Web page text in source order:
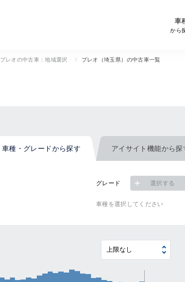
車
から
プレオの中古車：地域選択 プレオ（埼玉県）の中古車一覧
車種・グレードから探す アイサイト機能から探
グレード 選択する